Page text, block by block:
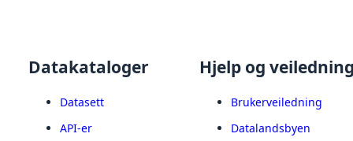
Datakataloger
Datasett
API-er
Hjelp og
Brukerveiledning
Datalandsbyen